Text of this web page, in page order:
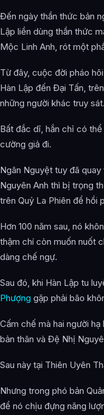
Đến ngày thần thức bản
Lập liền dùng thần thức
Mộc Linh Anh, rót một
Từ đây, cuộc đời pháo
Hàn Lập đến Đại Tấn,
những người khác truy sát.
Bất đắc dĩ, hắn chỉ có
cường giả đi.
Ngân Nguyệt tuy đã
Nguyên Anh thì bị trọng
trên Quỷ La Phiên để hồi
Hơn 100 năm sau, nó
thậm chí còn muốn nuốt
dàng chế ngự.
Sau đó, khi Hàn Lập tu
Phượng gặp phải bão
Cấm chế mà hai người
bản thân và Đệ Nhị
Sau này tại Thiên Uyên
Nhưng trong phó bản
để nó chịu đựng năng